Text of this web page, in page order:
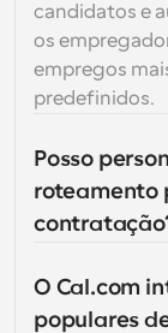
candidatos e
os
empregos
predefinidos.
Posso
roteamento
O Cal.com
populares